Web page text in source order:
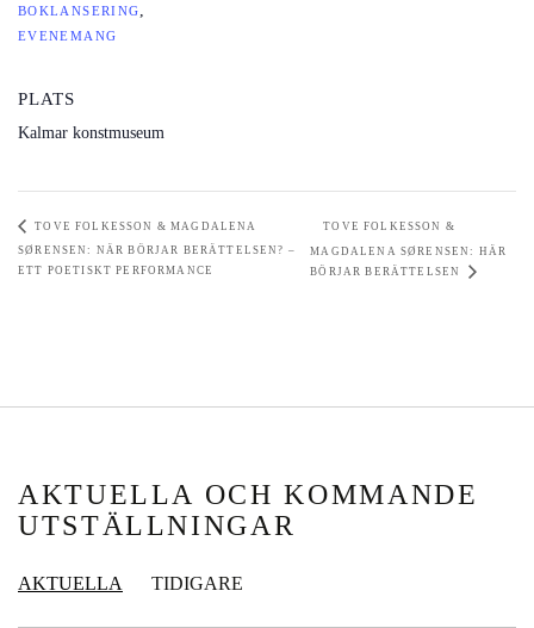
BOKLANSERING,
EVENEMANG
PLATS
Kalmar konstmuseum
TOVE FOLKESSON & MAGDALENA
SØRENSEN: NÄR BÖRJAR BERÄTTELSEN? –
ETT POETISKT PERFORMANCE
TOVE FOLKESSON &
MAGDALENA SØRENSEN: HÄR
BÖRJAR BERÄTTELSEN
AKTUELLA OCH KOMMANDE
UTSTÄLLNINGAR
AKTUELLA TIDIGARE